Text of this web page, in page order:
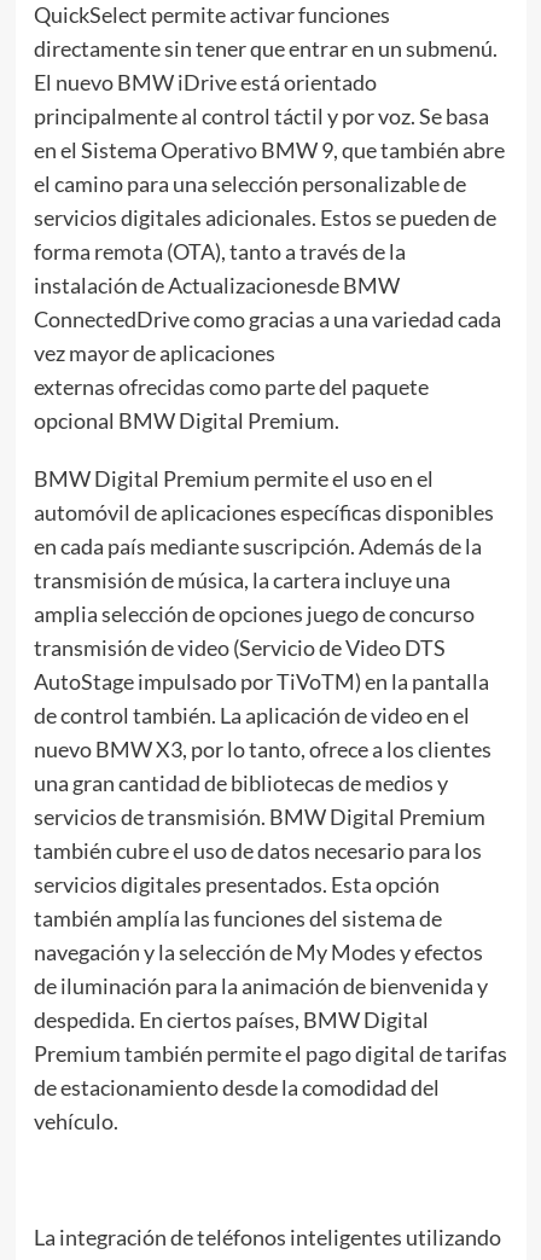
QuickSelect permite activar funciones
directamente sin tener que entrar en un submenú.
El nuevo BMW iDrive está orientado
principalmente al control táctil y por voz. Se basa
en el Sistema Operativo BMW 9, que también abre
el camino para una selección personalizable de
servicios digitales adicionales. Estos se pueden de
forma remota (OTA), tanto a través de la
instalación de Actualizacionesde BMW
ConnectedDrive como gracias a una variedad cada
vez mayor de aplicaciones
externas ofrecidas como parte del paquete
opcional BMW Digital Premium.
BMW Digital Premium permite el uso en el
automóvil de aplicaciones específicas disponibles
en cada país mediante suscripción. Además de la
transmisión de música, la cartera incluye una
amplia selección de opciones juego de concurso
transmisión de video (Servicio de Video DTS
AutoStage impulsado por TiVoTM) en la pantalla
de control también. La aplicación de video en el
nuevo BMW X3, por lo tanto, ofrece a los clientes
una gran cantidad de bibliotecas de medios y
servicios de transmisión. BMW Digital Premium
también cubre el uso de datos necesario para los
servicios digitales presentados. Esta opción
también amplía las funciones del sistema de
navegación y la selección de My Modes y efectos
de iluminación para la animación de bienvenida y
despedida. En ciertos países, BMW Digital
Premium también permite el pago digital de tarifas
de estacionamiento desde la comodidad del
vehículo.
La integración de teléfonos inteligentes utilizando